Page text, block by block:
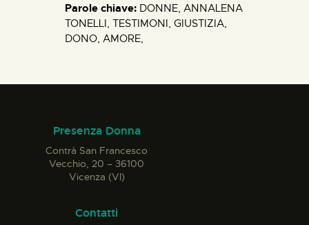
Parole chiave: DONNE, ANNALENA
TONELLI, TESTIMONI, GIUSTIZIA,
DONO, AMORE,
Presenza Donna
Contrà San Francesco
Vecchio, 20 – 36100
Vicenza (VI)
Contatti